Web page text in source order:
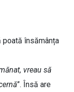
poată însămânța
vreau să
”. Însă are